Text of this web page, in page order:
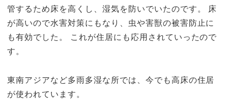
管するため床を高くし、湿気を防いでいたのです。 床
が高いので水害対策にもなり、虫や害獣の被害防止に
も有効でした。 これが住居にも応用されていったので
す。
東南アジアなど多雨多湿な所では、今でも高床の住居
が使われています。